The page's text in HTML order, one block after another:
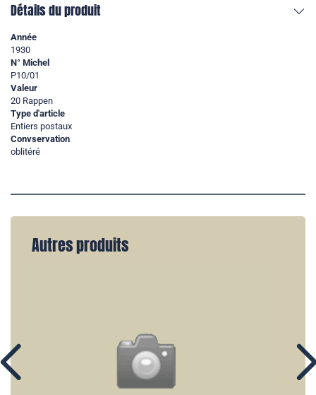
Détails du produit
Année
1930
N° Michel
P10/01
Valeur
20 Rappen
Type d'article
Entiers postaux
Convservation
oblitéré
Autres produits